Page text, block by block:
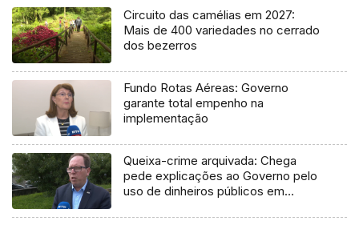
Circuito das camélias em 2027:
Mais de 400 variedades no cerrado
dos bezerros
Fundo Rotas Aéreas: Governo
garante total empenho na
implementação
Queixa-crime arquivada: Chega
pede explicações ao Governo pelo
uso de dinheiros públicos em